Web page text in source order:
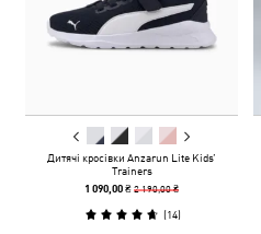
Дитячі кросівки Anzarun Lite Kids’
Trainers
1 090,00 ₴2 190,00 ₴
(14)